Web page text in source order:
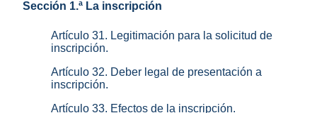
Sección 1.ª La inscripción
Artículo 31. Legitimación para la solicitud de
inscripción.
Artículo 32. Deber legal de presentación a
inscripción.
Artículo 33. Efectos de la inscripción.